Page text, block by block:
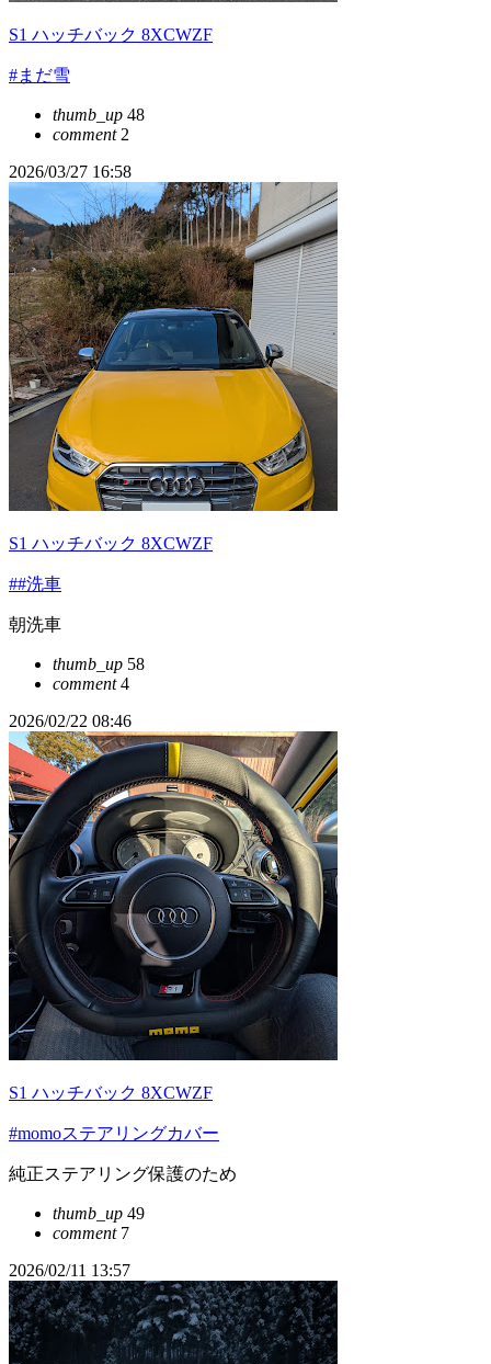
S1 ハッチバック 8XCWZF
#まだ雪
thumb_up 48
comment2
2026/03/27 16:58
S1 ハッチバック 8XCWZF
##洗車
朝洗車
thumb_up 58
comment4
2026/02/22 08:46
S1 ハッチバック 8XCWZF
#momoステアリングカバー
純正ステアリング保護のため
thumb_up 49
comment7
2026/02/11 13:57